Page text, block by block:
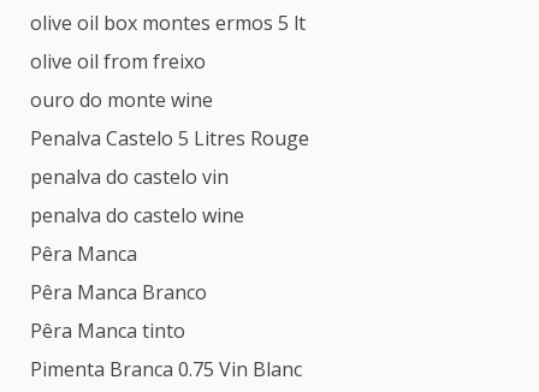
olive oil box montes ermos 5 lt
olive oil from freixo
ouro do monte wine
Penalva Castelo 5 Litres Rouge
penalva do castelo vin
penalva do castelo wine
Pêra Manca
Pêra Manca Branco
Pêra Manca tinto
Pimenta Branca 0.75 Vin Blanc